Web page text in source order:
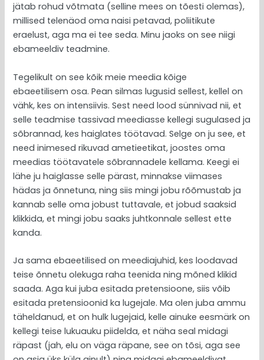
jätab rohud võtmata (selline mees on tõesti olemas),
millised telenäod oma naisi petavad, poliitikute
eraelust, aga ma ei tee seda. Minu jaoks on see niigi
ebameeldiv teadmine.
Tegelikult on see kõik meie meedia kõige
ebaeetilisem osa. Pean silmas lugusid sellest, kellel on
vähk, kes on intensiivis. Sest need lood sünnivad nii, et
selle teadmise tassivad meediasse kellegi sugulased ja
sõbrannad, kes haiglates töötavad. Selge on ju see, et
need inimesed rikuvad ametieetikat, joostes oma
meedias töötavatele sõbrannadele kellama. Keegi ei
lähe ju haiglasse selle pärast, minnakse viimases
hädas ja õnnetuna, ning siis mingi jobu rõõmustab ja
kannab selle oma jobust tuttavale, et jobud saaksid
klikkida, et mingi jobu saaks juhtkonnale sellest ette
kanda.
Ja sama ebaeetilised on meediajuhid, kes loodavad
teise õnnetu olekuga raha teenida ning mõned klikid
saada. Aga kui juba esitada pretensioone, siis võib
esitada pretensioonid ka lugejale. Ma olen juba ammu
täheldanud, et on hulk lugejaid, kelle ainuke eesmärk on
kellegi teise lukuauku piidelda, et näha seal midagi
räpast (jah, elu on väga räpane, see on tõsi, aga see